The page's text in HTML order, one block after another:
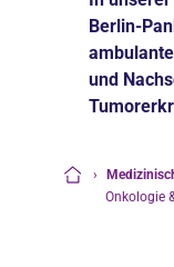
Berlin-
und
›
Onkologie